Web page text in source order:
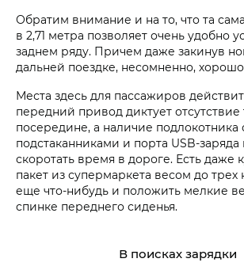
Обратим внимание и на то, что та
в 2,71 метра позволяет очень удобно
заднем ряду. Причем даже закинув
дальней поездке, несомненно,
Места здесь для пассажиров
передний привод диктует отсутствие
посередине, а наличие подлокотника
подстаканниками и порта USB-заряда
скоротать время в дороге. Есть даже
пакет из супермаркета весом до
еще что-нибудь и положить мелкие
спинке переднего сиденья.
В поисках зарядки